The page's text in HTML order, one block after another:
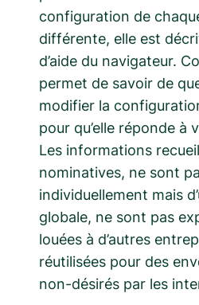
configuration de
différente, elle est
d’aide du navigateur.
permet de savoir de
modifier la
pour qu’elle réponde à
Les informations
nominatives, ne sont
individuellement mais
globale, ne sont pas
louées à d’autres
réutilisées pour des
non-désirés par les